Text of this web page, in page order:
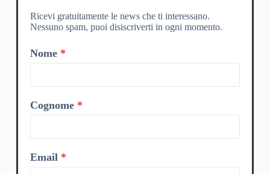
Ricevi gratuitamente le news che ti interessano.
Nessuno spam, puoi disiscriverti in ogni momento.
Nome
Cognome
Email